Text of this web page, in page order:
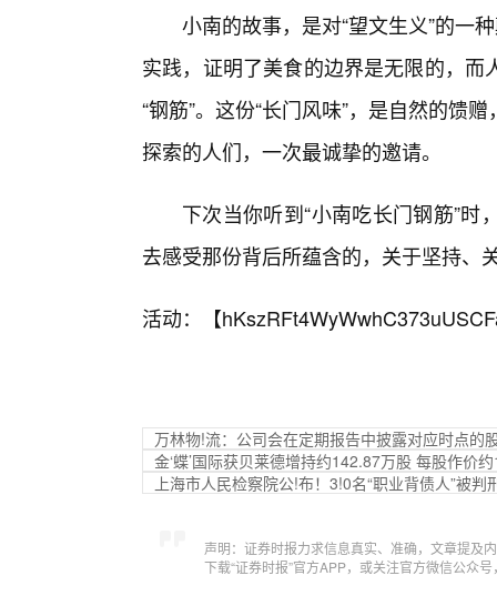
小南的故事，是对“望文生义”的一
实践，证明了美食的边界是无限的，
“钢筋”。这份“长门风味”，是自然的馈
探索的人们，一次最诚挚的邀请。
下次当你听到“小南吃长门钢筋”
去感受那份背后所蕴含的，关于坚持、
活动：【
万林物!流：公司会在定期报告中披露对应时点的
金‘蝶’国际获贝莱德增持约142.87万股 每股作价
上海市人民检察院公!布！3!0名“职业背债人”被判
声明：证券时报力求信息真实、准确，文章提及
下载“证券时报”官方APP，或关注官方微信公众